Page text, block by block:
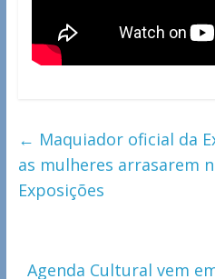
← Maquiador oficial da
as mulheres arrasarem
Exposições
Agenda Cultural vem